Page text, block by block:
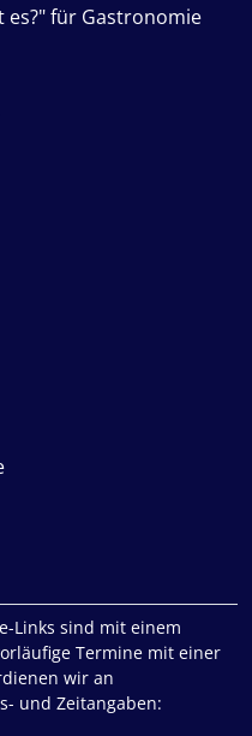
es?" für Gastronomie
Links sind mit einem
Termine mit einer
wir an
und Zeitangaben: